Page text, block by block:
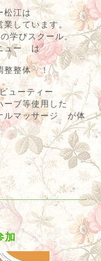
江は
しています。
学びスクール。
ニュー は
整整体 ！
ューティー
ーブ等使用した
ルマッサージ が体
加